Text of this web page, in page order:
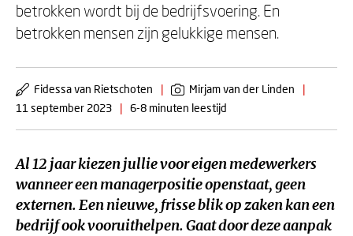
betrokken wordt bij de bedrijfsvoering. En
betrokken mensen zijn gelukkige mensen.
Fidessa van Rietschoten | Mirjam van der Linden
|
11 september 2023
| 6-8 minuten leestijd
Al 12 jaar kiezen jullie voor eigen medewerkers
wanneer een managerpositie openstaat, geen
externen. Een nieuwe, frisse blik op zaken kan een
bedrijf ook vooruithelpen. Gaat door deze aanpak